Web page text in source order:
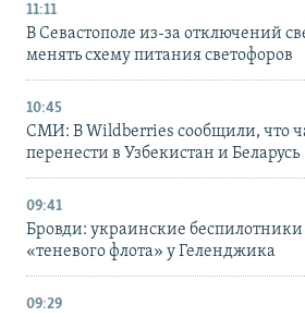
11:11
В Севастополе из-за отключений
менять схему питания светофоров
10:45
СМИ: В Wildberries сообщили, что
перенести в Узбекистан и Беларусь
09:41
Бровди: украинские
«теневого флота» у Геленджика
09:29